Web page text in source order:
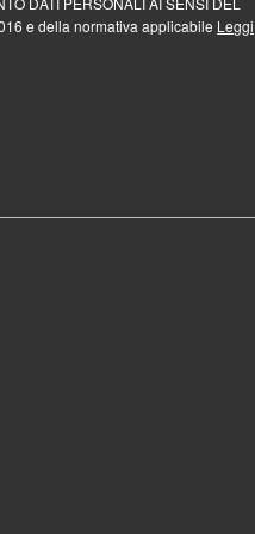
e della normativa applicabile Leggi